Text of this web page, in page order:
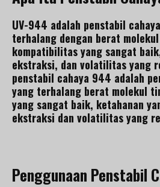
UV-944 adalah penstabil
terhalang dengan berat
kompatibilitas yang sangat
ekstraksi, dan volatilitas yang
penstabil cahaya 944 adalah
yang terhalang berat molekul
yang sangat baik, ketahanan
ekstraksi dan volatilitas yang
Penggunaan Penstabil